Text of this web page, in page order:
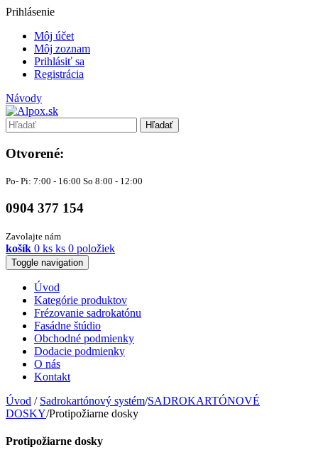
Prihlásenie
Môj účet
Môj zoznam
Prihlásiť sa
Registrácia
Návody
Hľadať
Otvorené:
Po- Pi: 7:00 - 16:00 So 8:00 - 12:00
0904 377 154
Zavolajte nám
košík 0 ks ks 0 položiek
Toggle navigation
Úvod
Kategórie produktov
Frézovanie sadrokatónu
Fasádne štúdio
Obchodné podmienky
Dodacie podmienky
O nás
Kontakt
Úvod / Sadrokartónový systém/SADROKARTÓNOVÉ
DOSKY/Protipožiarne dosky
Protipožiarne dosky